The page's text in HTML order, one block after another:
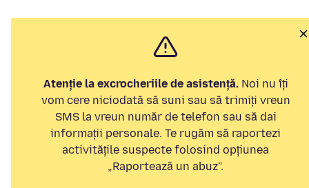
Atenție la excrocheriile de asistență.Noi nu îți
vom cere niciodată să suni sau să trimiți vreun
SMS la vreun număr de telefon sau să dai
informații personale. Te rugăm să raportezi
activitățile suspecte folosind opțiunea
„Raportează un abuz”.